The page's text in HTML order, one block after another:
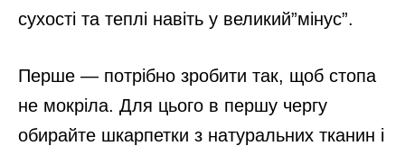
сухості та теплі навіть у великий”мінус”.
Перше — потрібно зробити так, щоб стопа
не мокріла. Для цього в першу чергу
обирайте шкарпетки з натуральних тканин і